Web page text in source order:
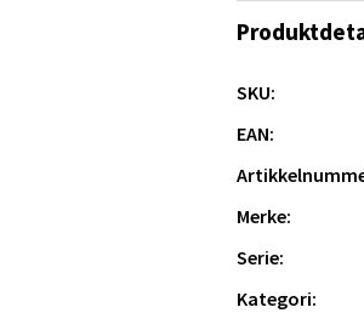
SKU:
EAN:
Merke:
Serie:
Kategori: